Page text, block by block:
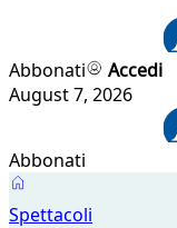
Abbonati
Accedi
August 7, 2026
Abbonati
Spettacoli